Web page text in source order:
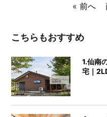
« 前へ
こちらもおすすめ
1.仙南
宅｜